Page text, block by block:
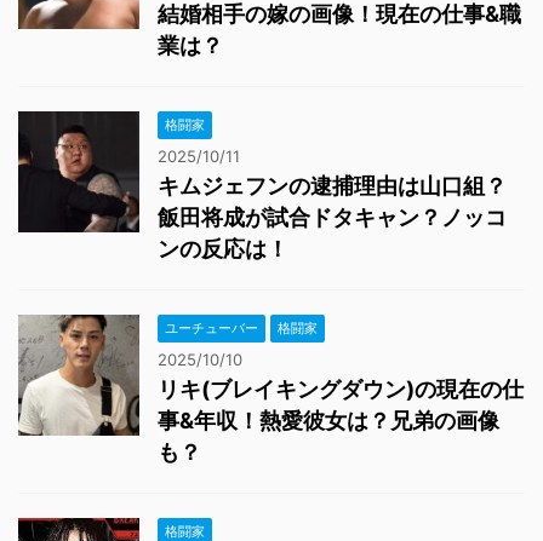
結婚相手の嫁の画像！現在の仕事&職
業は？
格闘家
2025/10/11
キムジェフンの逮捕理由は山口組？
飯田将成が試合ドタキャン？ノッコ
ンの反応は！
ユーチューバー 格闘家
2025/10/10
リキ(ブレイキングダウン)の現在の仕
事&年収！熱愛彼女は？兄弟の画像
も？
格闘家